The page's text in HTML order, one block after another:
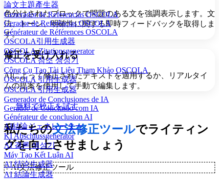
論文主題產生器
Generador de Referencias OSCOLA
Gerador de Referências OSCOLA
Générateur de Références OSCOLA
OSCOLA引用生成器
OSCOLA-Zitationsgenerator
OSCOLA 참조 생성기
Công Cụ Tạo Tài Liệu Tham Khảo OSCOLA
OSCOLA 引用生成器
OSCOLA 引用生成器
Generador de Conclusiones de IA
Gerador de Conclusão com IA
Générateur de conclusion AI
AI結論ジェネレーター
KI Abschlussgenerator
AI 결론 생성기
Máy Tạo Kết Luận AI
AI 结论生成器
AI 結論生成器
色分けされたブロックで問題のある文を強調表示します。文
法、トーン、明確性に関する即時フィードバックを取得しま
す。
修正を受け入れる
AIによって修正されたテキストを適用するか、リアルタイ
ムの提案を使用して手動で編集します。
無料で校正を試す
私たちの文法修正ツールでライティン
グを向上させましょう
✨AI文法修正ツール